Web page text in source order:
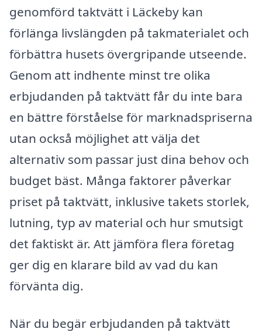
genomförd taktvätt i Läckeby kan
förlänga livslängden på takmaterialet och
förbättra husets övergripande utseende.
Genom att indhente minst tre olika
erbjudanden på taktvätt får du inte bara
en bättre förståelse för marknadspriserna
utan också möjlighet att välja det
alternativ som passar just dina behov och
budget bäst. Många faktorer påverkar
priset på taktvätt, inklusive takets storlek,
lutning, typ av material och hur smutsigt
det faktiskt är. Att jämföra flera företag
ger dig en klarare bild av vad du kan
förvänta dig.
När du begär erbjudanden på taktvätt